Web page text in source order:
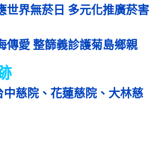
世界無菸日 多元化推廣菸害
傳愛 整篩義診護菊島鄉親
中慈院、花蓮慈院、大林慈